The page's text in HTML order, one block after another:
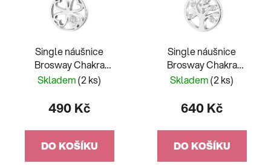
Single náušnice
Brosway Chakra
Čtyřlístek BHKE001 - 1
Skladem(2 ks)
490 Kč
DO KOŠÍKU
Single náušnice
Brosway Chakra
BHKE004 - 1 kus
Skladem(2 ks)
640 Kč
DO KOŠÍKU